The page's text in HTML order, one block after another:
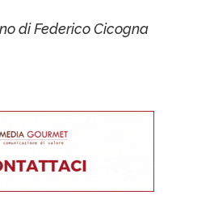
di Federico Cicogna